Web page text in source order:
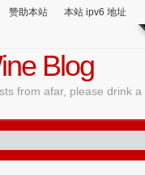
赞助本站 本站 ipv6 地址
Blog
from afar, please drink